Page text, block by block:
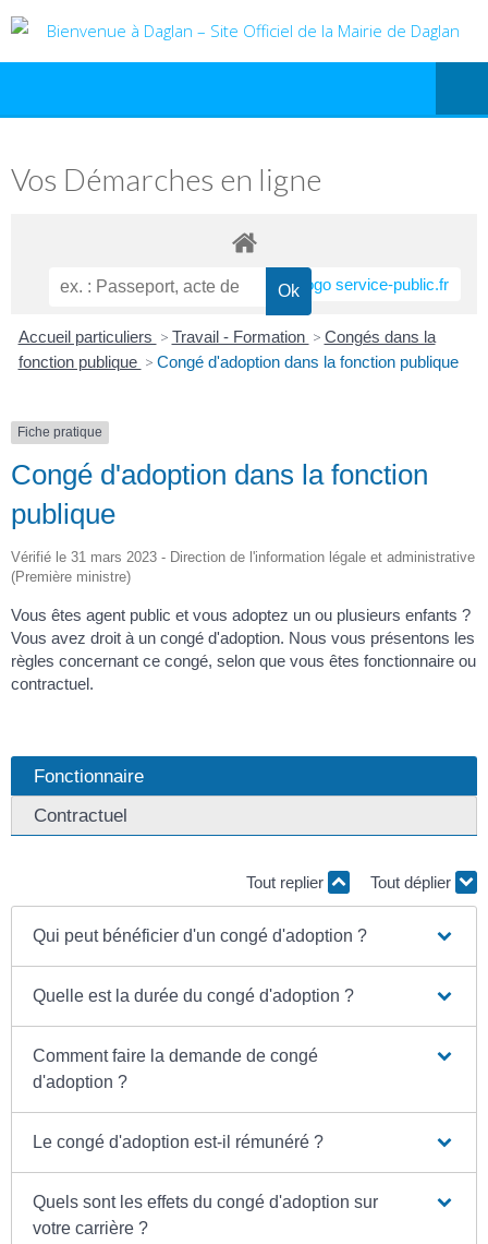
Vos Démarches en ligne
Accueil particuliers > Travail - Formation > Congés dans la
fonction publique > Congé d'adoption dans la fonction publique
Fiche pratique
Congé d'adoption dans la fonction
publique
Vérifié le 31 mars 2023 - Direction de l'information légale et administrative
(Première ministre)
Vous êtes agent public et vous adoptez un ou plusieurs enfants ?
Vous avez droit à un congé d'adoption. Nous vous présentons les
règles concernant ce congé, selon que vous êtes fonctionnaire ou
contractuel.
Fonctionnaire
Contractuel
Tout replier Tout déplier
Qui peut bénéficier d'un congé d'adoption ?
Quelle est la durée du congé d'adoption ?
Comment faire la demande de congé
d'adoption ?
Le congé d'adoption est-il rémunéré ?
Quels sont les effets du congé d'adoption sur
votre carrière ?